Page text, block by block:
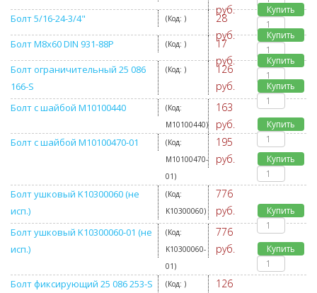
руб.
Купить
Болт 5/16-24-3/4" (Код: )
28
руб.
Купить
Болт M8x60 DIN 931-88P (Код: )
17
руб.
Купить
Болт ограничительный 25 086
166-S
(Код: )
126
руб.
Купить
Болт с шайбой M10100440
(Код:
M10100440)
163
руб.
Купить
Болт с шайбой M10100470-01
(Код:
M10100470-
01)
195
руб.
Купить
Болт ушковый K10300060 (не
исп.)
(Код:
K10300060)
776
руб.
Купить
Болт ушковый K10300060-01 (не
исп.)
(Код:
K10300060-
01)
776
руб.
Купить
Болт фиксирующий 25 086 253-S (Код: )
126